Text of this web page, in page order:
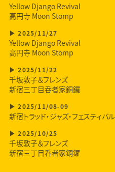
Yellow Django Revival
高円寺 Moon Stomp
2025/11/27
Yellow Django Revival
高円寺 Moon Stomp
2025/11/22
千坂敦子＆フレンズ
新宿三丁目呑者家銅鑼
2025/11/08-09
新宿トラッド・ジャズ・フェスティバル
2025/10/25
千坂敦子＆フレンズ
新宿三丁目呑者家銅鑼